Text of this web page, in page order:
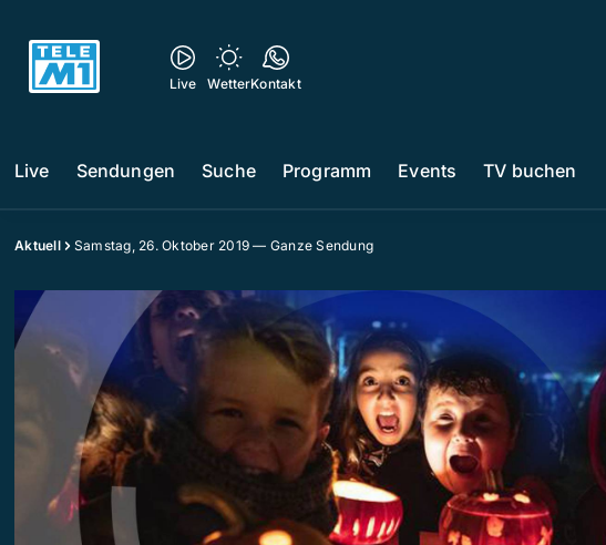
Live WetterKontakt
Live Sendungen Suche Programm Events TV buchen
Aktuell Samstag, 26. Oktober 2019 — Ganze Sendung